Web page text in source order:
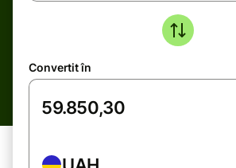
Convertit în